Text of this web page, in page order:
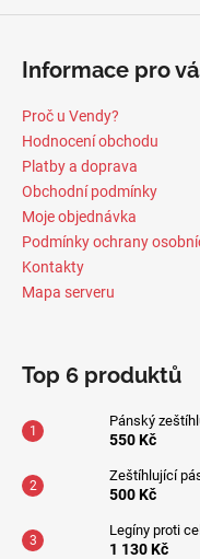
Informace pro
Proč u Vendy?
Hodnocení obchodu
Platby a doprava
Obchodní podmínky
Moje objednávka
Podmínky ochrany
Kontakty
Mapa serveru
Top 6 produktů
Pánský
550 Kč
Zeštíhlující
500 Kč
Legíny proti
1 130 Kč